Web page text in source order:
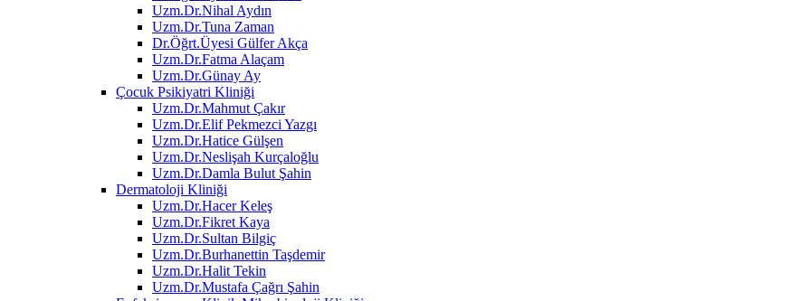
Uzm.Dr.Nihal Aydın
Uzm.Dr.Tuna Zaman
Dr.Öğrt.Üyesi Gülfer Akça
Uzm.Dr.Fatma Alaçam
Uzm.Dr.Günay Ay
Çocuk Psikiyatri Kliniği
Uzm.Dr.Mahmut Çakır
Uzm.Dr.Elif Pekmezci Yazgı
Uzm.Dr.Hatice Gülşen
Uzm.Dr.Neslişah Kurçaloğlu
Uzm.Dr.Damla Bulut Şahin
Dermatoloji Kliniği
Uzm.Dr.Hacer Keleş
Uzm.Dr.Fikret Kaya
Uzm.Dr.Sultan Bilgiç
Uzm.Dr.Burhanettin Taşdemir
Uzm.Dr.Halit Tekin
Uzm.Dr.Mustafa Çağrı Şahin